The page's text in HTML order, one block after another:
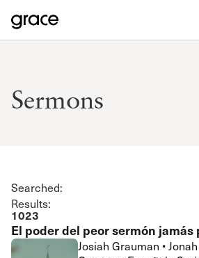
Sermons
Searched:
Results:
1023
El poder del peor sermón
Josiah Grauman •